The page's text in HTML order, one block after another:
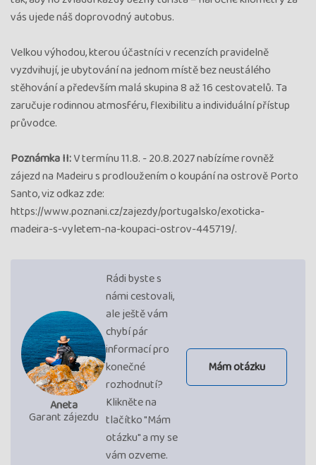
vás ujede náš doprovodný autobus.
Velkou výhodou, kterou účastníci v recenzích pravidelně
vyzdvihují, je ubytování na jednom místě bez neustálého
stěhování a především malá skupina 8 až 16 cestovatelů. Ta
zaručuje rodinnou atmosféru, flexibilitu a individuální přístup
průvodce.
Poznámka II:V termínu 11.8. - 20.8.2027 nabízíme rovněž
zájezd na Madeiru s prodloužením o koupání na ostrově Porto
Santo, viz odkaz zde:
https://www.poznani.cz/zajezdy/portugalsko/exoticka-
madeira-s-vyletem-na-koupaci-ostrov-445719/.
Aneta
Garant zájezdu
Rádi byste s
námi cestovali,
ale ještě vám
chybí pár
informací pro
konečné
rozhodnutí?
Klikněte na
tlačítko "Mám
otázku" a my se
vám ozveme.
Mám otázku